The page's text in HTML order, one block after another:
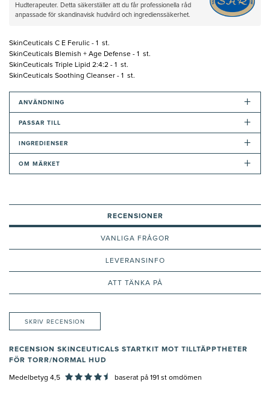
Hudterapeuter. Detta säkerställer att du får professionella råd
anpassade för skandinavisk hudvård och ingredienssäkerhet.
SkinCeuticals C E Ferulic - 1 st.
SkinCeuticals Blemish + Age Defense - 1 st.
SkinCeuticals Triple Lipid 2:4:2 - 1 st.
SkinCeuticals Soothing Cleanser - 1 st.
ANVÄNDNING +
PASSAR TILL +
INGREDIENSER +
OM MÄRKET +
RECENSIONER
VANLIGA FRÅGOR
LEVERANSINFO
ATT TÄNKA PÅ
SKRIV RECENSION
RECENSION SKINCEUTICALS STARTKIT MOT TILLTÄPPTHETER
FÖR TORR/NORMAL HUD
Medelbetyg 4,5 baserat på 191 st omdömen